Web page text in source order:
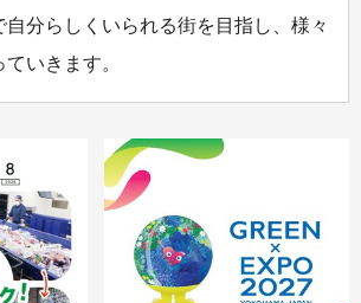
自分らしくいられる街を目指し、様々
いきます。